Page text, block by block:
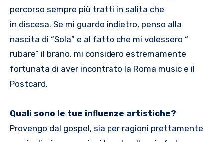
percorso sempre più tratti in salita che
in discesa. Se mi guardo indietro, penso alla
nascita di “Sola” e al fatto che mi volessero “
rubare” il brano, mi considero estremamente
fortunata di aver incontrato la Roma music e il
Postcard.
Quali sono le tue inﬂuenze artistiche?
Provengo dal gospel, sia per ragioni prettamente